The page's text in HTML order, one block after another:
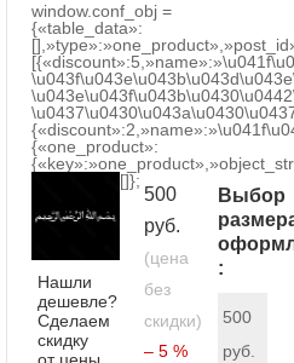
window.conf_obj =
{«table_data»:
{«one_product»:
[]};
Нашли
дешевле?
Сделаем
скидку
500
руб.
(цена
без
скидки)
– 5 %
Выбор
:
500
руб.